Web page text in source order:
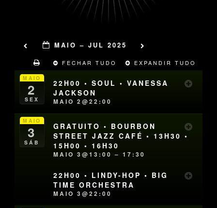
MAIO – JUL 2025
FECHAR TUDO EXPANDIR TUDO
MAIO
2
SEX
22H00 • SOUL • VANESSA
JACKSON
MAIO 2@22:00
MAIO
3
SÁB
GRATUITO • BOURBON
STREET JAZZ CAFÉ • 13H30 •
15H00 • 16H30
MAIO 3@13:00 – 17:30
22H00 • LINDY-HOP • BIG
TIME ORCHESTRA
MAIO 3@22:00